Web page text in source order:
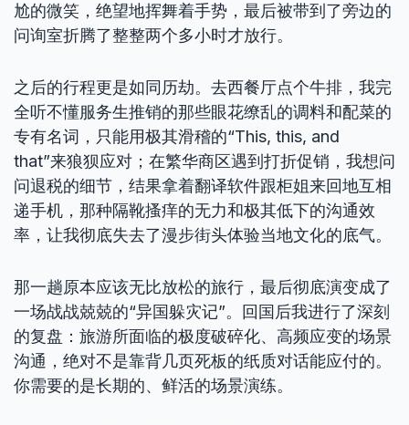
尬的微笑，绝望地挥舞着手势，最后被带到了旁边的
问询室折腾了整整两个多小时才放行。
之后的行程更是如同历劫。去西餐厅点个牛排，我完
全听不懂服务生推销的那些眼花缭乱的调料和配菜的
专有名词，只能用极其滑稽的“This, this, and
that”来狼狈应对；在繁华商区遇到打折促销，我想问
问退税的细节，结果拿着翻译软件跟柜姐来回地互相
递手机，那种隔靴搔痒的无力和极其低下的沟通效
率，让我彻底失去了漫步街头体验当地文化的底气。
那一趟原本应该无比放松的旅行，最后彻底演变成了
一场战战兢兢的“异国躲灾记”。回国后我进行了深刻
的复盘：旅游所面临的极度破碎化、高频应变的场景
沟通，绝对不是靠背几页死板的纸质对话能应付的。
你需要的是长期的、鲜活的场景演练。